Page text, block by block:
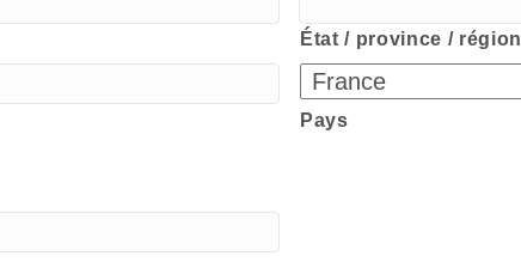
État / province / région
Pays